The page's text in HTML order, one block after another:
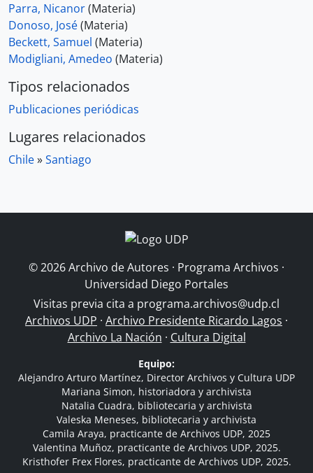
Parra, Nicanor(Materia)
Donoso, José(Materia)
Beckett, Samuel (Materia)
Modigliani, Amedeo (Materia)
Tipos relacionados
Publicaciones periódicas
Lugares relacionados
Chile»Santiago
© 2026 Archivo de Autores · Programa Archivos ·
Universidad Diego Portales
Visitas previa cita a programa.archivos@udp.cl
Archivos UDP · Archivo Presidente Ricardo Lagos ·
Archivo La Nación · Cultura Digital
Equipo:
Alejandro Arturo Martínez, Director Archivos y Cultura UDP
Mariana Simon, historiadora y archivista
Natalia Cuadra, bibliotecaria y archivista
Valeska Meneses, bibliotecaria y archivista
Camila Araya, practicante de Archivos UDP, 2025
Valentina Muñoz, practicante de Archivos UDP, 2025.
Kristhofer Frex Flores, practicante de Archivos UDP, 2025.